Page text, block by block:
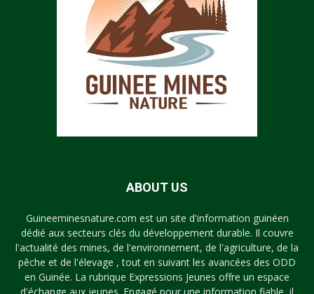
ABOUT US
Guineeminesnature.com est un site d'information guinéen
dédié aux secteurs clés du développement durable. Il couvre
l'actualité des mines, de l'environnement, de l'agriculture, de la
pêche et de l'élevage , tout en suivant les avancées des ODD
en Guinée. La rubrique Expressions Jeunes offre un espace